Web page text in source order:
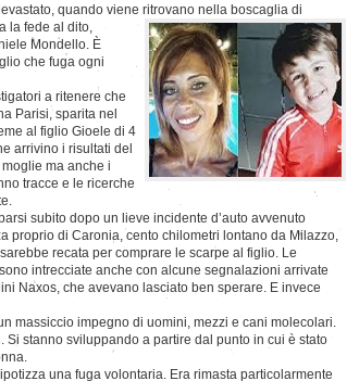
quando viene ritrovano nella boscaglia di
la fede al dito,
Mondello. È
che fuga ogni
a ritenere che
Parisi, sparita nel
al figlio Gioele di 4
arrivino i risultati del
ma anche i
tracce e le ricerche
subito dopo un lieve incidente d’auto avvenuto
proprio di Caronia, cento chilometri lontano da Milazzo,
recata per comprare le scarpe al figlio. Le
intrecciate anche con alcune segnalazioni arrivate
Naxos, che avevano lasciato ben sperare. E invece
massiccio impegno di uomini, mezzi e cani molecolari.
Si stanno sviluppando a partire dal punto in cui è stato
una fuga volontaria. Era rimasta particolarmente